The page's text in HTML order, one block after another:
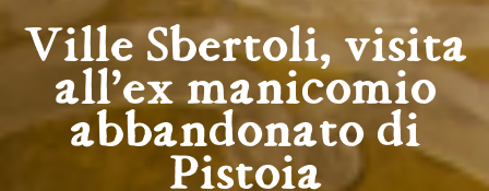
Ville Sbertoli, visita
all’ex manicomio
abbandonato di
Pistoia